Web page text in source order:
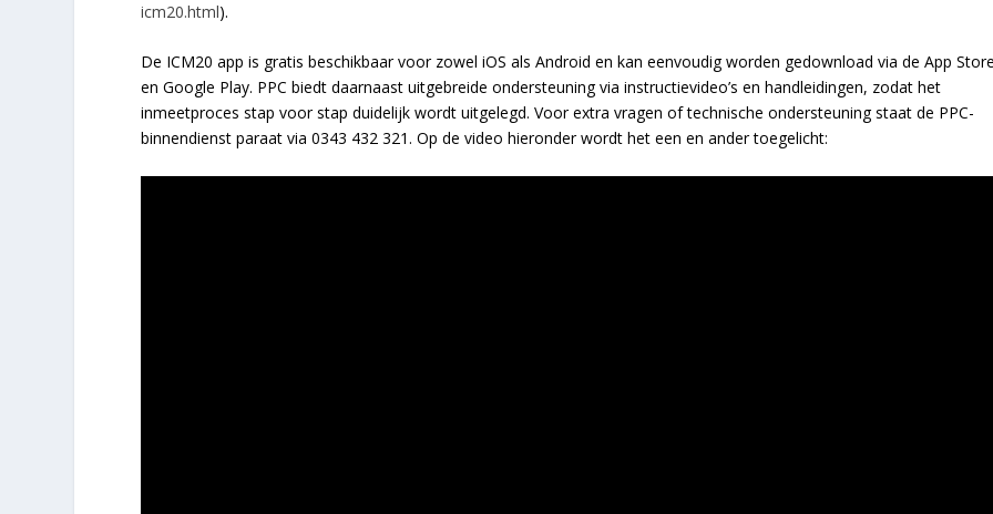
icm20.html).
De ICM20 app is gratis beschikbaar voor zowel iOS als Android en kan eenvoudig worden gedownload via de App
en Google Play. PPC biedt daarnaast uitgebreide ondersteuning via instructievideo’s en handleidingen, zodat het
inmeetproces stap voor stap duidelijk wordt uitgelegd. Voor extra vragen of technische ondersteuning staat de PPC-
binnendienst paraat via 0343 432 321. Op de video hieronder wordt het een en ander toegelicht: